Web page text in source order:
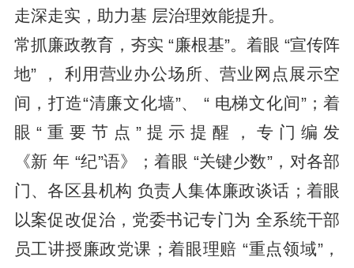
走深走实，助力基 层治理效能提升。
常抓廉政教育，夯实 “廉根基”。着眼 “宣传阵
地” ， 利用营业办公场所、营业网点展示空
间，打造“清廉文化墙”、 “ 电梯文化间”；着
眼“重要节点”提示提醒，专门编发
《新 年 “纪”语》；着眼 “关键少数”，对各部
门、各区县机构 负责人集体廉政谈话；着眼
以案促改促治，党委书记专门为 全系统干部
员工讲授廉政党课；着眼理赔 “重点领域”，